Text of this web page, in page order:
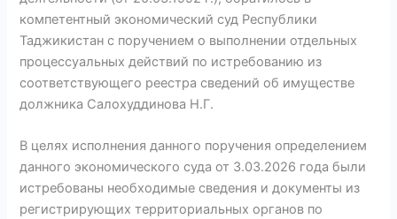
компетентный экономический суд Республики
Таджикистан с поручением о выполнении отдельных
процессуальных действий по истребованию из
соответствующего реестра сведений об имуществе
должника Салохуддинова Н.Г.
В целях исполнения данного поручения определением
данного экономического суда от 3.03.2026 года были
истребованы необходимые сведения и документы из
регистрирующих территориальных органов по